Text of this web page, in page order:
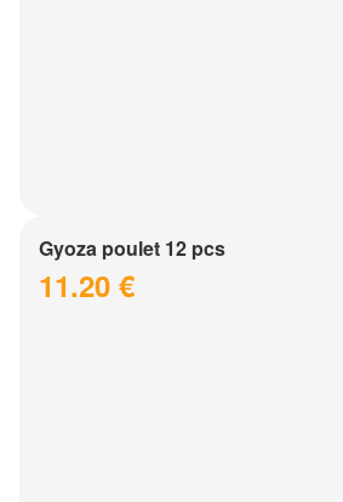
Gyoza poulet 12 pcs
11.20 €